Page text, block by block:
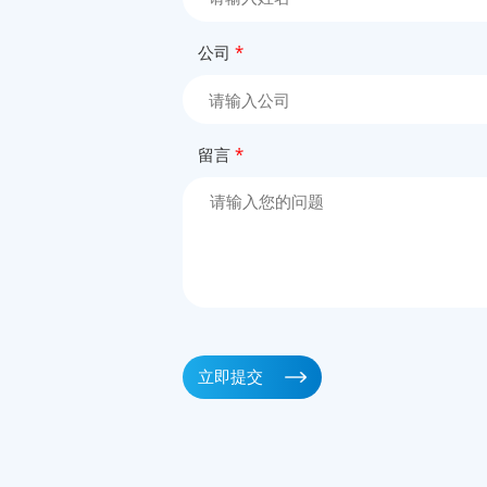
公司 *
留言 *
立即提交